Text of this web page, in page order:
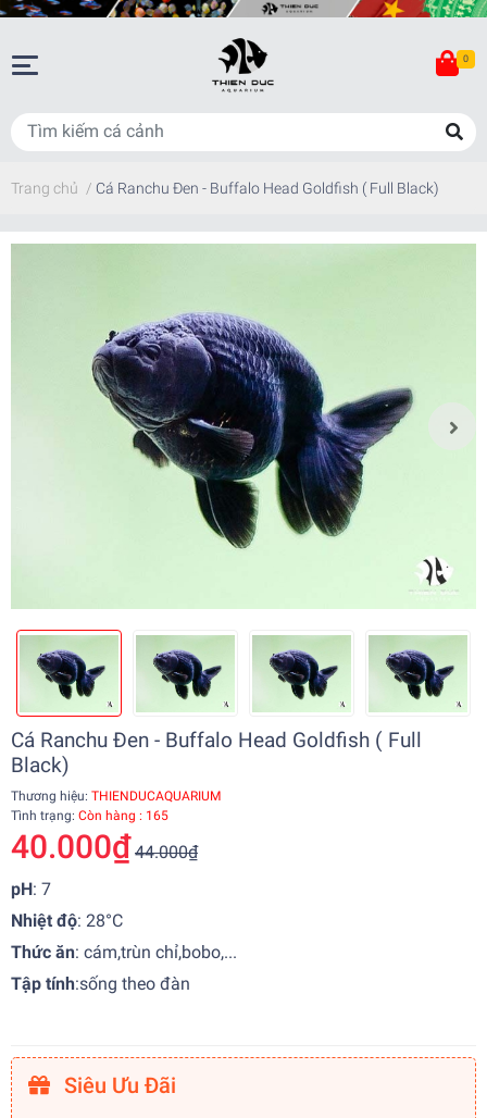
0
Trang chủ / Cá Ranchu Đen - Buffalo Head Goldfish ( Full Black)
Cá Ranchu Đen - Buffalo Head Goldfish ( Full
Black)
Thương hiệu: THIENDUCAQUARIUM
Tình trạng: Còn hàng : 165
40.000₫ 44.000₫
pH: 7
Nhiệt độ: 28°C
Thức ăn: cám,trùn chỉ,bobo,...
Tập tính:sống theo đàn
Siêu Ưu Đãi